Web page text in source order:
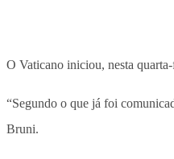
O Vaticano iniciou, nesta
“Segundo o que já foi
Bruni.